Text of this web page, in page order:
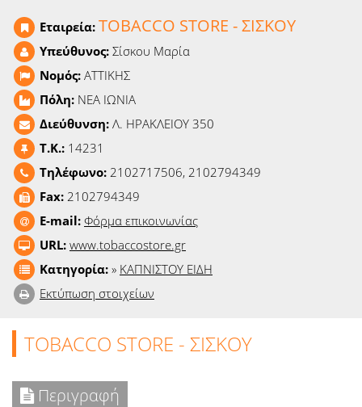
Ταινίες
Εταιρεία: TOBACCO STORE - ΣΙΣΚΟΥ
Υπεύθυνος: Σίσκου Μαρία
Νομός: ΑΤΤΙΚΗΣ
Πόλη: ΝΕΑ ΙΩΝΙΑ
Διεύθυνση: Λ. ΗΡΑΚΛΕΙΟΥ 350
T.K.: 14231
Τηλέφωνο: 2102717506, 2102794349
Fax: 2102794349
E-mail: Φόρμα επικοινωνίας
URL: www.tobaccostore.gr
Κατηγορία: » ΚΑΠΝΙΣΤΟΥ ΕΙΔΗ
Εκτύπωση στοιχείων
TOBACCO STORE - ΣΙΣΚΟΥ
Περιγραφή